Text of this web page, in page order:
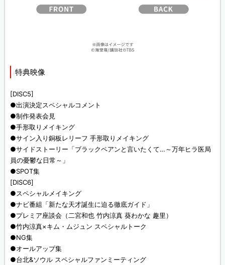
特典映像
[DISC5]
●出演決定スペシャルコメント
●制作発表会見
●手形取りメイキング
●サイン入り銅板レリーフ 手形取りメイキング
●サイドストーリー「ブラックペアンと言いたくて…～万年ヒラ医局
員の憂鬱な日常～」
●SPOT集
[DISC6]
●スペシャルメイキング
●ナビ番組「新たな天才誕生に迫る徹底ガイド」
●プレミア座談会（二宮和也 竹内涼真 葵わかな 趣里）
●竹内涼真×キム・ムジュン スペシャルトーク
●NG集
●オールアップ集
●台北&ソウル スペシャルファンミーティング